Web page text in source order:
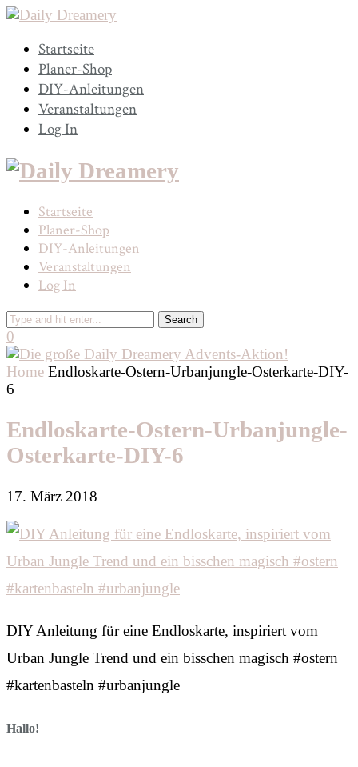
Startseite
Planer-Shop
DIY-Anleitungen
Veranstaltungen
Log In
Startseite
Planer-Shop
DIY-Anleitungen
Veranstaltungen
Log In
0
Home Endloskarte-Ostern-Urbanjungle-Osterkarte-DIY-
6
Endloskarte-Ostern-Urbanjungle-
Osterkarte-DIY-6
17. März 2018
DIY Anleitung für eine Endloskarte, inspiriert vom
Urban Jungle Trend und ein bisschen magisch #ostern
#kartenbasteln #urbanjungle
Hallo!